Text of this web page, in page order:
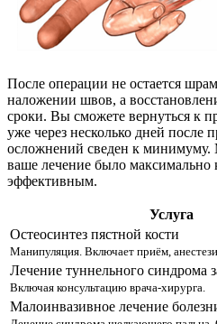
После операции не остается
наложении швов, а
сроки. Вы сможете вернуться к
уже через несколько дней после
осложнений сведен к
ваше лечение было
эффективным.
Услуга
Остеосинтез пястной кости
Манипуляция. Включает приём,
Лечение туннельного синдрома
Включая консультацию врача-хирурга.
Малоинвазивное лечение